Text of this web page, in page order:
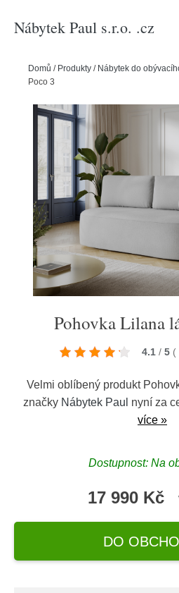
Nábytek Paul s.r.o. .cz
Domů / Produkty / Nábytek do
Poco 3
Pohovka Lilana
4.1 / 5 (
Velmi oblíbený produkt
značky Nábytek Paul nyní za
více »
Dostupnost: Na
17 990 Kč
DO